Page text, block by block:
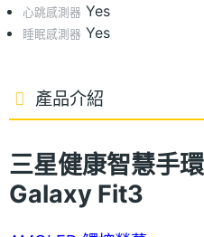
心跳感測器 Yes
睡眠感測器 Yes
產品介紹
三星健康智慧手
Galaxy Fit3